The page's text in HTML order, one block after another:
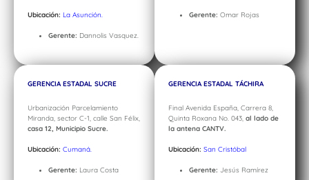
Ubicación: La Asunción.
Gerente: Dannolis Vasquez.
Gerente: Omar Rojas
GERENCIA ESTADAL SUCRE
Urbanización Parcelamiento
Miranda, sector C-1, calle San Félix,
casa 12, Municipio Sucre.
Ubicación: Cumaná.
Gerente: Laura Costa
GERENCIA ESTADAL TÁCHIRA
Final Avenida España, Carrera 8,
Quinta Roxana No. 043, al lado de
la antena CANTV.
Ubicación: San Cristóbal
Gerente: Jesús Ramírez